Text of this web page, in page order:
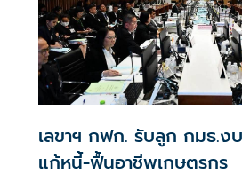
เลขาฯ กฟก. รับลูก กมธ.ง
แก้หนี้-ฟื้นอาชีพเกษตรกร